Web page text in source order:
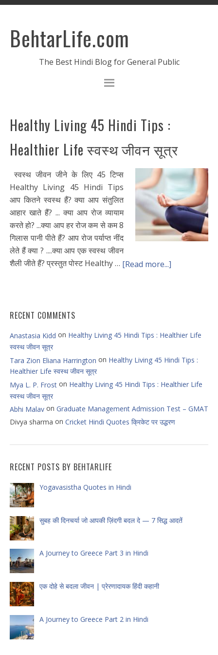
BehtarLife.com
The Best Hindi Blog for General Public
Healthy Living 45 Hindi Tips :
Healthier Life स्वस्थ जीवन सूत्र
स्वस्थ जीवन जीने के लिए 45 टिप्स
Healthy Living 45 Hindi Tips
आप कितने स्वस्थ हैं? क्या आप संतुलित
आहार खाते हैं? ... क्या आप रोज व्यायाम
करते हो? ...क्या आप हर रोज कम से कम 8
गिलास पानी पीते हैं? आप रोज पर्याप्त नींद
लेते हैं क्या ? ....क्या आप एक स्वस्थ जीवन
शैली जीते हैं? प्रस्तुत पोस्ट Healthy … [Read more...]
RECENT COMMENTS
Anastasia Kidd on Healthy Living 45 Hindi Tips : Healthier Life
स्वस्थ जीवन सूत्र
Tara Zion Eliana Harrington on Healthy Living 45 Hindi Tips :
Healthier Life स्वस्थ जीवन सूत्र
Mya L. P. Frost on Healthy Living 45 Hindi Tips : Healthier Life
स्वस्थ जीवन सूत्र
Abhi Malav on Graduate Management Admission Test – GMAT
Divya sharma on Cricket Hindi Quotes क्रिकेट पर उद्धरण
RECENT POSTS BY BEHTARLIFE
Yogavasistha Quotes in Hindi
सुबह की दिनचर्या जो आपकी ज़िंदगी बदल दे — 7 सिद्ध आदतें
A Journey to Greece Part 3 in Hindi
एक दोहे से बदला जीवन | प्रेरणादायक हिंदी कहानी
A Journey to Greece Part 2 in Hindi